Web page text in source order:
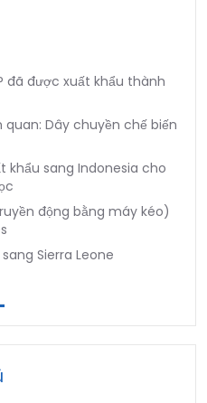
đã được xuất khẩu thành
Dây chuyền chế biến
khẩu sang Indonesia cho
động bằng máy kéo)
Sierra Leone